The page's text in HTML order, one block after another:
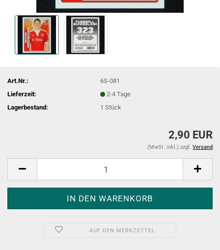
Art.Nr.:
6S-081
Lieferzeit:
2-4 Tage
Lagerbestand:
1Stück
2,90 EUR
(MwSt. inkl.) zzgl. Versand
AUF DEN MERKZETTEL